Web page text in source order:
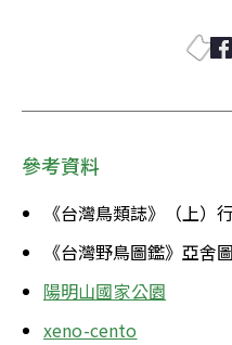
參考資料
《台灣鳥類誌》（上）
《台灣野鳥圖鑑》亞舍
陽明山國家公園
xeno-cento